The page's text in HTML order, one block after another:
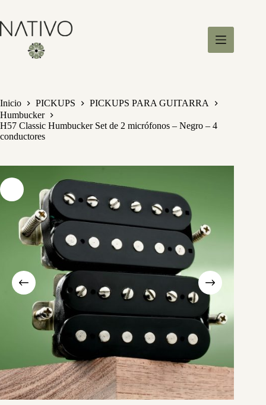
a
o
n
t
e
o
Inicio PICKUPS
PICKUPS PARA GUITARRA
Humbucker
H57 Classic Humbucker Set de 2 micrófonos – Negro – 4
conductores